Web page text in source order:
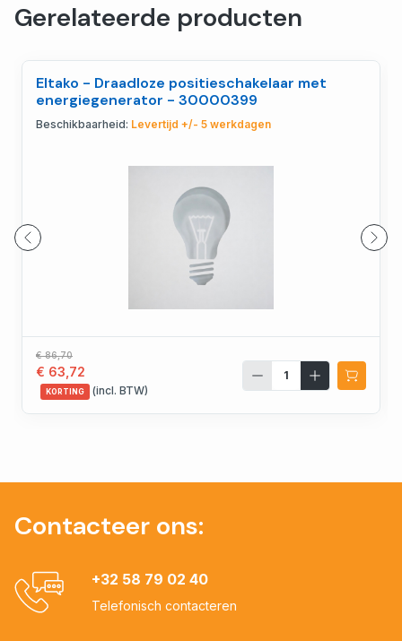
Gerelateerde producten
Eltako - Draadloze positieschakelaar met
energiegenerator - 30000399
Beschikbaarheid: Levertijd +/- 5 werkdagen
€ 86,70
€ 63,72
KORTING (incl. BTW)
Contacteer ons:
+32 58 79 02 40
Telefonisch contacteren